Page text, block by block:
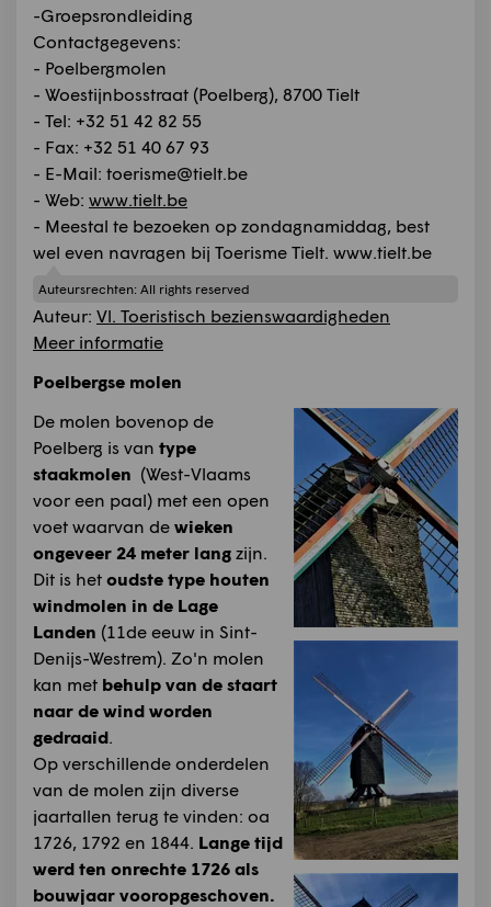
-Groepsrondleiding
Contactgegevens:
- Poelbergmolen
- Woestijnbosstraat (Poelberg), 8700 Tielt
- Tel: +32 51 42 82 55
- Fax: +32 51 40 67 93
- E-Mail: toerisme@tielt.be
- Web: www.tielt.be
- Meestal te bezoeken op zondagnamiddag, best
wel even navragen bij Toerisme Tielt. www.tielt.be
Auteursrechten: All rights reserved
Auteur: Vl. Toeristisch bezienswaardigheden
Meer informatie
Poelbergse molen
De molen bovenop de
Poelberg is van type
staakmolen (West-Vlaams
voor een paal) met een open
voet waarvan de wieken
ongeveer 24 meter lang zijn.
Dit is het oudste type houten
windmolen in de Lage
Landen (11de eeuw in Sint-
Denijs-Westrem). Zo'n molen
kan met behulp van de staart
naar de wind worden
gedraaid.
Op verschillende onderdelen
van de molen zijn diverse
jaartallen terug te vinden: oa
1726, 1792 en 1844. Lange tijd
werd ten onrechte 1726 als
bouwjaar vooropgeschoven.